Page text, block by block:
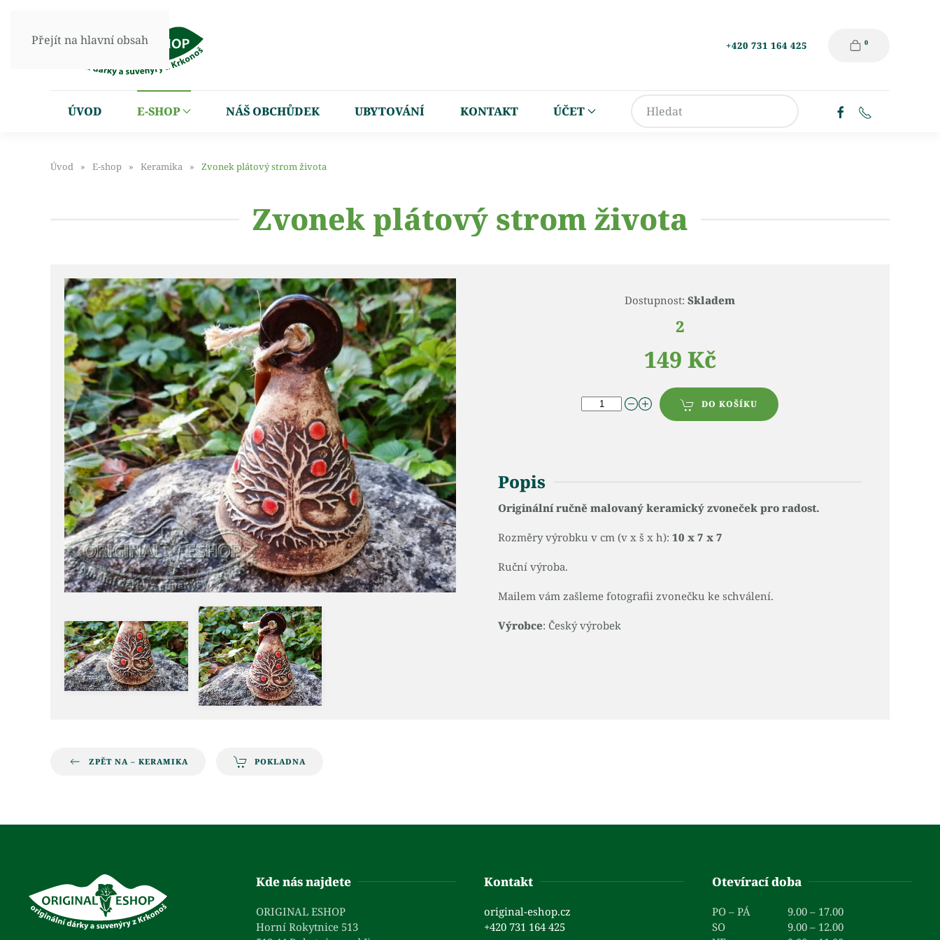
Přejít na hlavní obsah +420 731 164 425 0
ÚVOD E-SHOP NÁŠ OBCHŮDEK UBYTOVÁNÍ KONTAKT ÚČET
Úvod E-shop Keramika Zvonek plátový strom života
Zvonek plátový strom života
Dostupnost: Skladem
2
149 Kč
DO KOŠÍKU
Popis
Originální ručně malovaný keramický zvoneček pro radost.
Rozměry výrobku v cm (v x š x h): 10 x 7 x 7
Ruční výroba.
Mailem vám zašleme fotografii zvonečku ke schválení.
Výrobce: Český výrobek
ZPĚT NA – KERAMIKA POKLADNA
Kde nás najdete
ORIGINAL ESHOP
Horní Rokytnice 513
Kontakt
original-eshop.cz
+420 731 164 425
Otevírací doba
PO – PÁ
9.00 – 17.00
SO
9.00 – 12.00